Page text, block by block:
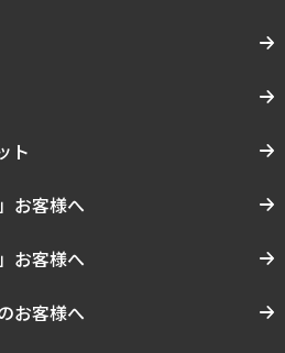
ト
お客様へ
お客様へ
お客様へ